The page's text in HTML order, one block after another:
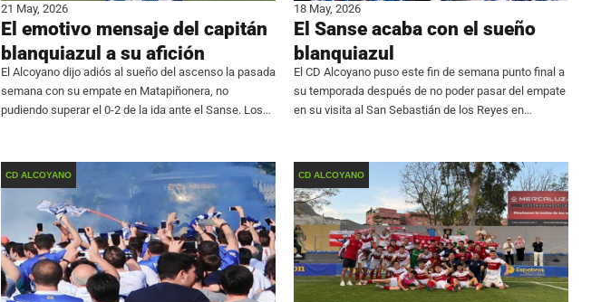
21 May, 2026
El emotivo mensaje del capitán
blanquiazul a su afición
El Alcoyano dijo adiós al sueño del ascenso la pasada
semana con su empate en Matapiñonera, no
pudiendo superar el 0-2 de la ida ante el Sanse. Los
18 May, 2026
El Sanse acaba con el sueño
blanquiazul
El CD Alcoyano puso este fin de semana punto final a
su temporada después de no poder pasar del empate
en su visita al San Sebastián de los Reyes en
CD ALCOYANO CD ALCOYANO